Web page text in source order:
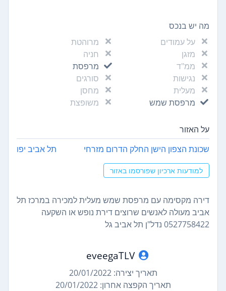
מה יש בנכס
על עמודים
מרוהטת
מזגן
חניה
ממ"ד
מרפסת
נגישות
סורגים
מעלית
מחסן
מרפסת שמש
משופצת
על האזור
שכונת הצפון הישן החלק הדרום מזרחי תל אביב יפו
למודעות ארכיון שפורסמו באזור
דירה מקסימה עם מרפסת שמש מעלית למכירה במרכז תל
אביב מעולה לאנשים שרוצים דירת נופש או השקעה
0527758422 נדל"ן תל אביב גל
eveegaTLV
תאריך יצירה: 20/01/2022
תאריך הקפצה אחרון: 20/01/2022